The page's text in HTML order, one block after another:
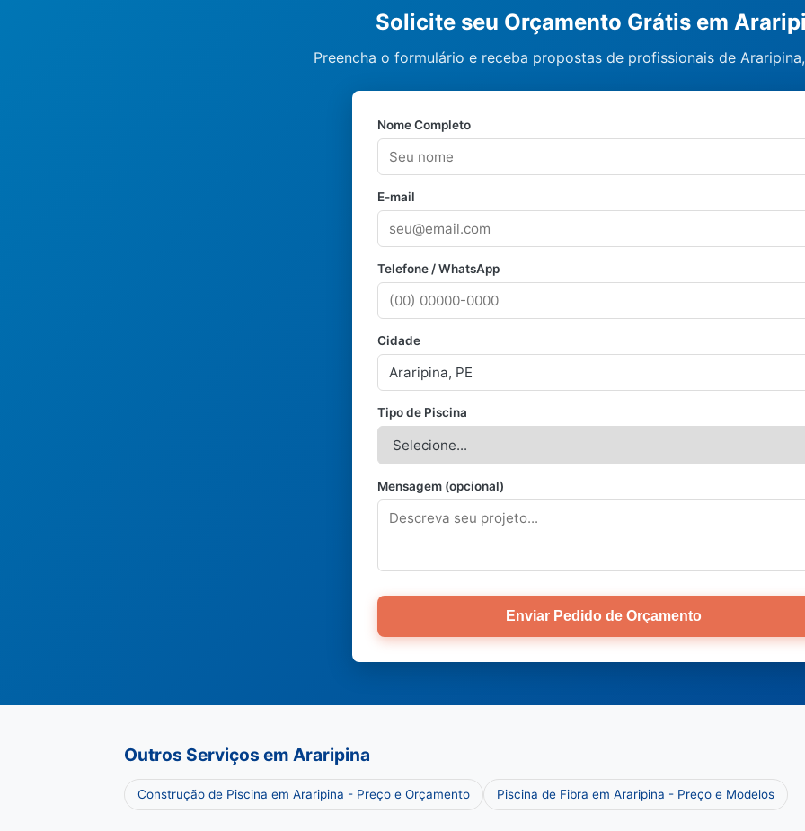
Solicite seu Orçamento Grátis em
Preencha o formulário e receba propostas de profissionais de
Nome Completo
E-mail
Telefone / WhatsApp
Cidade
Tipo de Piscina
Mensagem (opcional)
Enviar Pedido de Orçamento
Outros Serviços em Araripina
Construção de Piscina em Araripina - Preço e Orçamento Piscina de Fibra em Araripina - Preço e Modelos